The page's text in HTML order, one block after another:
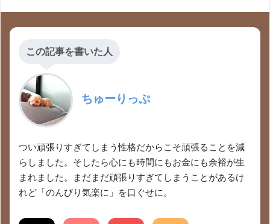
この記事を書いた人
ちゅーりっぷ
つい頑張りすぎてしまう性格だからこそ頑張ることを減
らしました。そしたら心にも時間にもお金にも余裕が生
まれました。まだまだ頑張りすぎてしまうことがあるけ
れど「のんびり気楽に」を口ぐせに。